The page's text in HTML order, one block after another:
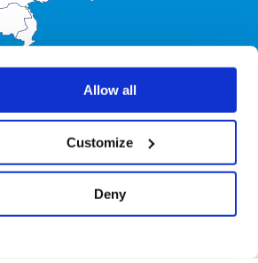
Allow all
Customize
Deny